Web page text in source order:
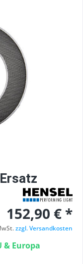
152,90 € *
zzgl. Versandkosten
& Europa